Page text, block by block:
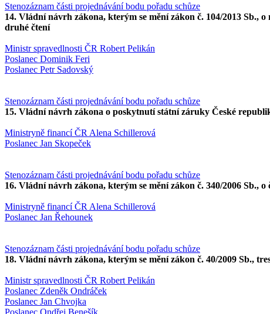
Stenozáznam části projednávání bodu pořadu schůze
14. Vládní návrh zákona, kterým se mění zákon č. 104/2013 Sb.,
druhé čtení
Ministr spravedlnosti ČR Robert Pelikán
Poslanec Dominik Feri
Poslanec Petr Sadovský
Stenozáznam části projednávání bodu pořadu schůze
15. Vládní návrh zákona o poskytnutí státní záruky České
Ministryně financí ČR Alena Schillerová
Poslanec Jan Skopeček
Stenozáznam části projednávání bodu pořadu schůze
16. Vládní návrh zákona, kterým se mění zákon č. 340/2006 Sb.,
Ministryně financí ČR Alena Schillerová
Poslanec Jan Řehounek
Stenozáznam části projednávání bodu pořadu schůze
18. Vládní návrh zákona, kterým se mění zákon č. 40/2009 Sb.,
Ministr spravedlnosti ČR Robert Pelikán
Poslanec Zdeněk Ondráček
Poslanec Jan Chvojka
Poslanec Ondřej Benešík